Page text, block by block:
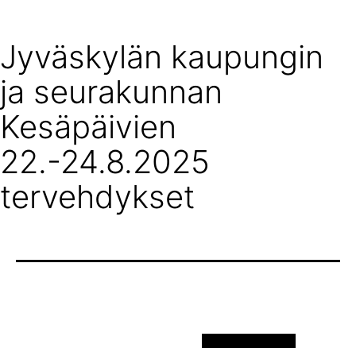
Jyväskylän kaupungin
ja seurakunnan
Kesäpäivien
22.-24.8.2025
tervehdykset